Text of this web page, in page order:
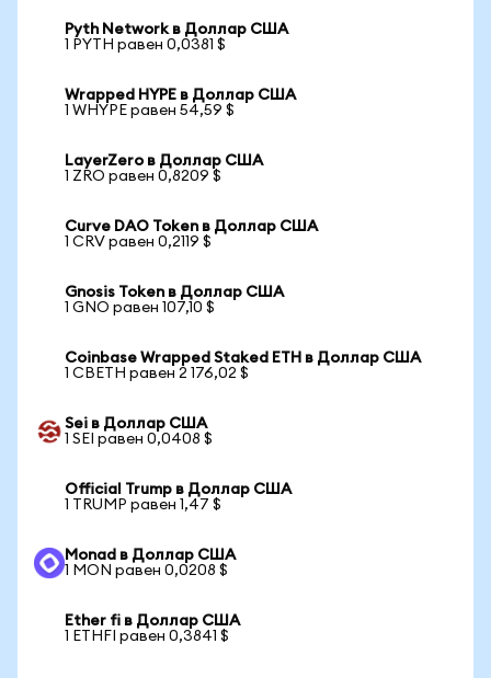
Pyth Network в Доллар США
1 PYTH равен 0,0381 $
Wrapped HYPE в Доллар США
1 WHYPE равен 54,59 $
LayerZero в Доллар США
1 ZRO равен 0,8209 $
Curve DAO Token в Доллар США
1 CRV равен 0,2119 $
Gnosis Token в Доллар США
1 GNO равен 107,10 $
Coinbase Wrapped Staked ETH в Доллар США
1 CBETH равен 2 176,02 $
Sei в Доллар США
1 SEI равен 0,0408 $
Official Trump в Доллар США
1 TRUMP равен 1,47 $
Monad в Доллар США
1 MON равен 0,0208 $
Ether fi в Доллар США
1 ETHFI равен 0,3841 $